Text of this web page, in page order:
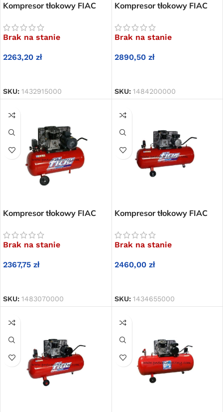
Kompresor tłokowy FIAC
Brak na stanie
2263,20 zł
SKU: 1432915000
Kompresor tłokowy FIAC
Brak na stanie
2890,50 zł
SKU: 1484200000
Kompresor tłokowy FIAC
Brak na stanie
2367,75 zł
SKU: 1483070000
Kompresor tłokowy FIAC
Brak na stanie
2460,00 zł
SKU: 1434655000